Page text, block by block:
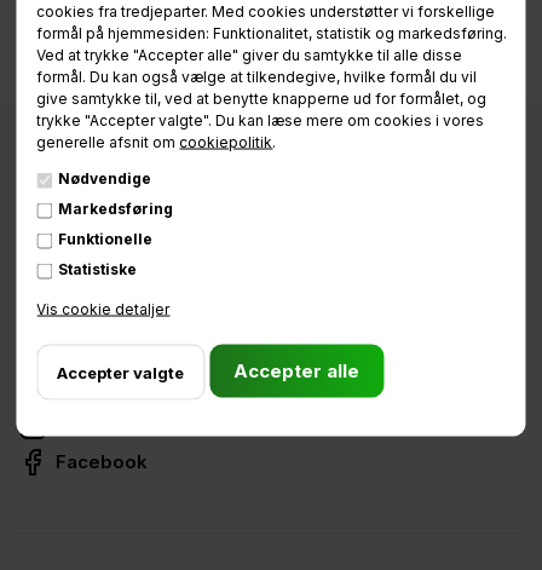
cookies fra tredjeparter. Med cookies understøtter vi forskellige
formål på hjemmesiden: Funktionalitet, statistik og markedsføring.
Ved at trykke "Accepter alle" giver du samtykke til alle disse
formål. Du kan også vælge at tilkendegive, hvilke formål du vil
give samtykke til, ved at benytte knapperne ud for formålet, og
trykke "Accepter valgte". Du kan læse mere om cookies i vores
generelle afsnit omcookiepolitik.
Nødvendige
Markedsføring
Funktionelle
Statistiske
Vis cookie detaljer
Fjeldhammervej 6, 2610 Rødovre
E-mail:info@babboe.dk
Facebook